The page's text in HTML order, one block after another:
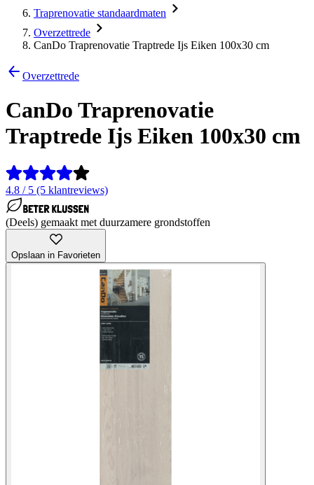
Traprenovatie standaardmaten
Overzettrede
CanDo Traprenovatie Traptrede Ijs Eiken 100x30 cm
Overzettrede
CanDo Traprenovatie
Traptrede Ijs Eiken 100x30 cm
4.8 / 5 (5 klantreviews)
(Deels) gemaakt met duurzamere grondstoffen
Opslaan in Favorieten